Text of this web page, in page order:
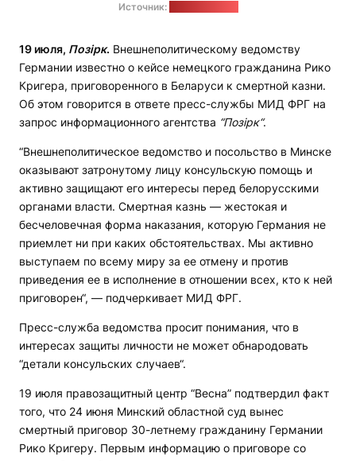
Источник:
19 июля, Позірк. Внешнеполитическому ведомству
Германии известно о кейсе немецкого гражданина Рико
Кригера, приговоренного в Беларуси к смертной казни.
Об этом говорится в ответе пресс-службы МИД ФРГ на
запрос информационного агентства “Позірк“.
“Внешнеполитическое ведомство и посольство в Минске
оказывают затронутому лицу консульскую помощь и
активно защищают его интересы перед белорусскими
органами власти. Смертная казнь — жестокая и
бесчеловечная форма наказания, которую Германия не
приемлет ни при каких обстоятельствах. Мы активно
выступаем по всему миру за ее отмену и против
приведения ее в исполнение в отношении всех, кто к ней
приговорен“, — подчеркивает МИД ФРГ.
Пресс-служба ведомства просит понимания, что в
интересах защиты личности не может обнародовать
“детали консульских случаев“.
19 июля правозащитный центр “Весна” подтвердил факт
того, что 24 июня Минский областной суд вынес
смертный приговор 30-летнему гражданину Германии
Рико Кригеру. Первым информацию о приговоре со